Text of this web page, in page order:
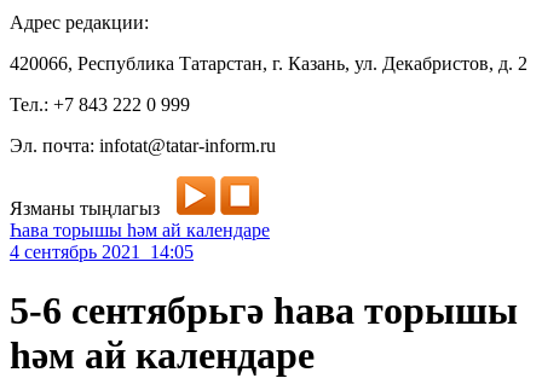
Адрес редакции:
420066, Республика Татарстан, г. Казань, ул. Декабристов, д. 2
Тел.: +7 843 222 0 999
Эл. почта: infotat@tatar-inform.ru
Язманы тыңлагыз
Һава торышы һәм ай календаре
4 сентябрь 2021 14:05
5-6 сентябрьгә һава торышы
һәм ай календаре